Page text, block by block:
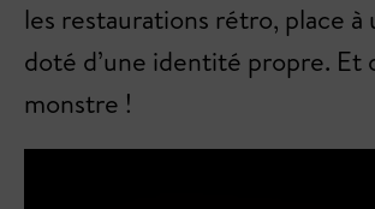
les restaurations rétro, place à
doté d’une identité propre. Et
monstre !